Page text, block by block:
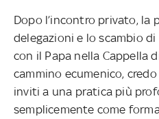
Dopo l’incontro privato, la
delegazioni e lo scambio
con il Papa nella Cappella
cammino ecumenico,
inviti a una pratica più
semplicemente come